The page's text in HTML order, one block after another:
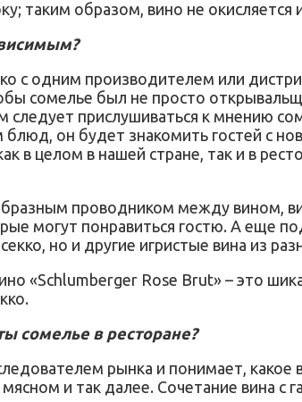
таким образом, вино не окисляется
с одним производителем или
сомелье был не просто
следует прислушиваться к мнению
он будет знакомить гостей с
в целом в нашей стране, так и в
проводником между вином,
могут понравиться гостю. А еще
но и другие игристые вина из
«Schlumberger Rose Brut» – это
сомелье в ресторане?
рынка и понимает,
и так далее. Сочетание вина с